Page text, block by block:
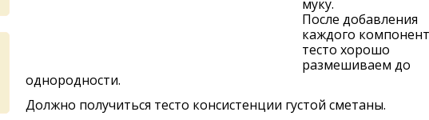
муку.
После добавления
каждого
тесто хорошо
размешиваем до
однородности.
Должно получиться тесто консистенции густой сметаны.